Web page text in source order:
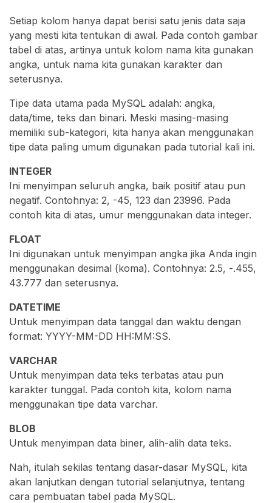
Setiap kolom hanya dapat berisi satu jenis data saja
yang mesti kita tentukan di awal. Pada contoh gambar
tabel di atas, artinya untuk kolom nama kita gunakan
angka, untuk nama kita gunakan karakter dan
seterusnya.
Tipe data utama pada MySQL adalah: angka,
data/time, teks dan binari. Meski masing-masing
memiliki sub-kategori, kita hanya akan menggunakan
tipe data paling umum digunakan pada tutorial kali ini.
INTEGER
Ini menyimpan seluruh angka, baik positif atau pun
negatif. Contohnya: 2, -45, 123 dan 23996. Pada
contoh kita di atas, umur menggunakan data integer.
FLOAT
Ini digunakan untuk menyimpan angka jika Anda ingin
menggunakan desimal (koma). Contohnya: 2.5, -.455,
43.777 dan seterusnya.
DATETIME
Untuk menyimpan data tanggal dan waktu dengan
format: YYYY-MM-DD HH:MM:SS.
VARCHAR
Untuk menyimpan data teks terbatas atau pun
karakter tunggal. Pada contoh kita, kolom nama
menggunakan tipe data varchar.
BLOB
Untuk menyimpan data biner, alih-alih data teks.
Nah, itulah sekilas tentang dasar-dasar MySQL, kita
akan lanjutkan dengan tutorial selanjutnya, tentang
cara pembuatan tabel pada MySQL.